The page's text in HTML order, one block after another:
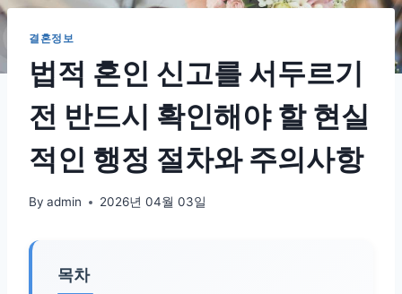
결혼정보
법적 혼인 신고를 서두르기
전 반드시 확인해야 할 현실
적인 행정 절차와 주의사항
By admin 2026년 04월 03일
목차